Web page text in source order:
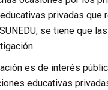
privadas
se tiene que
es de interés
educativas